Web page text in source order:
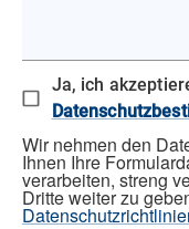
Ja, ich
Wir nehmen den
Ihnen Ihre
verarbeiten, streng
Dritte weiter zu